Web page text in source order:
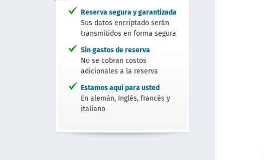
Reserva segura y garantizada
Sus datos encriptado serán
transmitidos en forma segura
Sin gastos de reserva
No se cobran costos
adicionales a la reserva
Estamos aquí para usted
En alemán, Inglés, francés y
italiano